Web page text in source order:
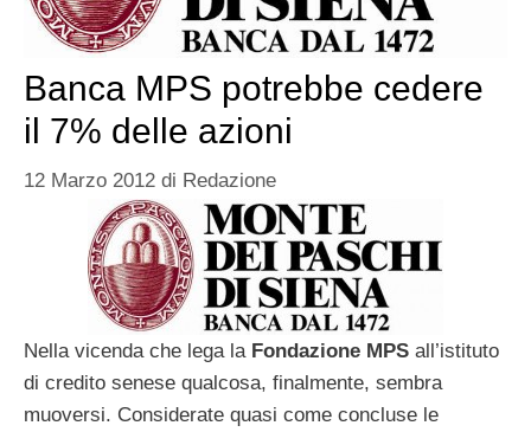
Banca MPS potrebbe cedere
il 7% delle azioni
12 Marzo 2012 di Redazione
Nella vicenda che lega la Fondazione MPS all’istituto
di credito senese qualcosa, finalmente, sembra
muoversi. Considerate quasi come concluse le